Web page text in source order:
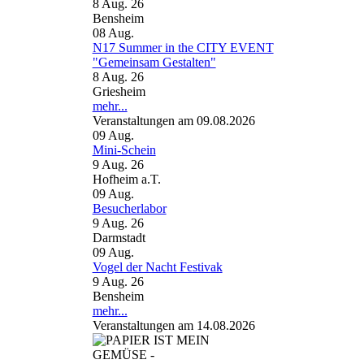
8 Aug. 26
Bensheim
08 Aug.
N17 Summer in the CITY EVENT
"Gemeinsam Gestalten"
8 Aug. 26
Griesheim
mehr...
Veranstaltungen am 09.08.2026
09 Aug.
Mini-Schein
9 Aug. 26
Hofheim a.T.
09 Aug.
Besucherlabor
9 Aug. 26
Darmstadt
09 Aug.
Vogel der Nacht Festivak
9 Aug. 26
Bensheim
mehr...
Veranstaltungen am 14.08.2026